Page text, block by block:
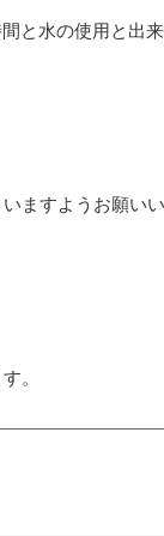
と水の使用と出
ますようお願い
。